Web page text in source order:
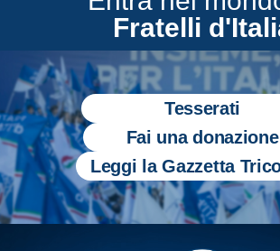
Fratelli
Tesserati
Fai una donazione
Leggi la Gazzetta